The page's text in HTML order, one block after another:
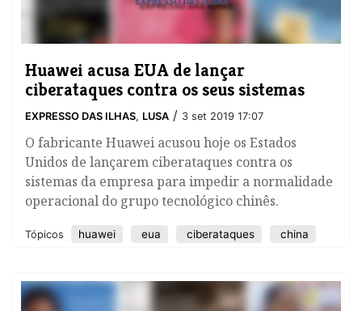
Huawei acusa EUA de lançar
ciberataques contra os seus sistemas
EXPRESSO DAS ILHAS, LUSA / 3 set 2019 17:07
​O fabricante Huawei acusou hoje os Estados
Unidos de lançarem ciberataques contra os
sistemas da empresa para impedir a normalidade
operacional do grupo tecnológico chinês.
Tópicos huawei eua ciberataques china